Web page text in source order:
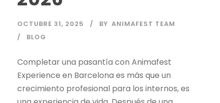
OCTUBRE 31, 2025 BY ANIMAFEST TEAM
BLOG
Completar una pasantía con Animafest
Experience en Barcelona es más que un
crecimiento profesional para los internos, es